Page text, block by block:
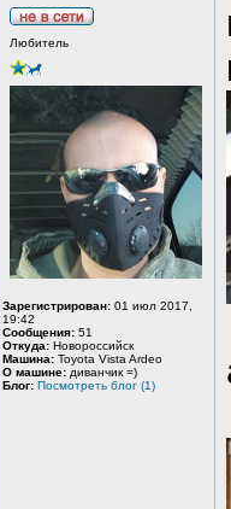
Любитель
Зарегистрирован: 01 июл 2017,
19:42
Сообщения: 51
Откуда: Новороссийск
Машина: Toyota Vista Ardeo
О машине: диванчик =)
Блог: Посмотреть блог (1)